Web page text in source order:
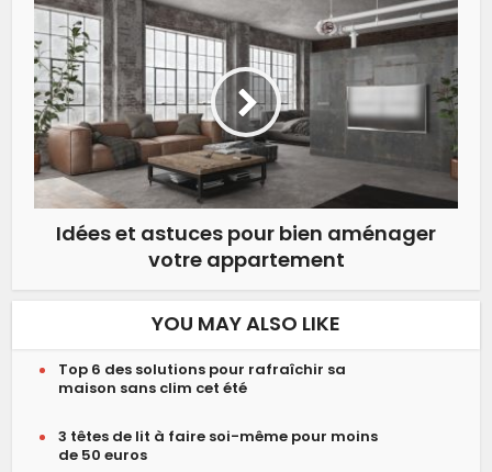
Idées et astuces pour bien aménager
votre appartement
YOU MAY ALSO LIKE
Top 6 des solutions pour rafraîchir sa
maison sans clim cet été
3 têtes de lit à faire soi-même pour moins
de 50 euros